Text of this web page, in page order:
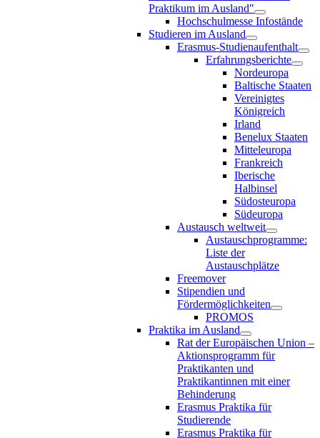
Praktikum im Ausland"
Hochschulmesse Infostände
Studieren im Ausland
Erasmus-Studienaufenthalt
Erfahrungsberichte
Nordeuropa
Baltische Staaten
Vereinigtes
Königreich
Irland
Benelux Staaten
Mitteleuropa
Frankreich
Iberische
Halbinsel
Südosteuropa
Südeuropa
Austausch weltweit
Austauschprogramme:
Liste der
Austauschplätze
Freemover
Stipendien und
Fördermöglichkeiten
PROMOS
Praktika im Ausland
Rat der Europäischen Union –
Aktionsprogramm für
Praktikanten und
Praktikantinnen mit einer
Behinderung
Erasmus Praktika für
Studierende
Erasmus Praktika für